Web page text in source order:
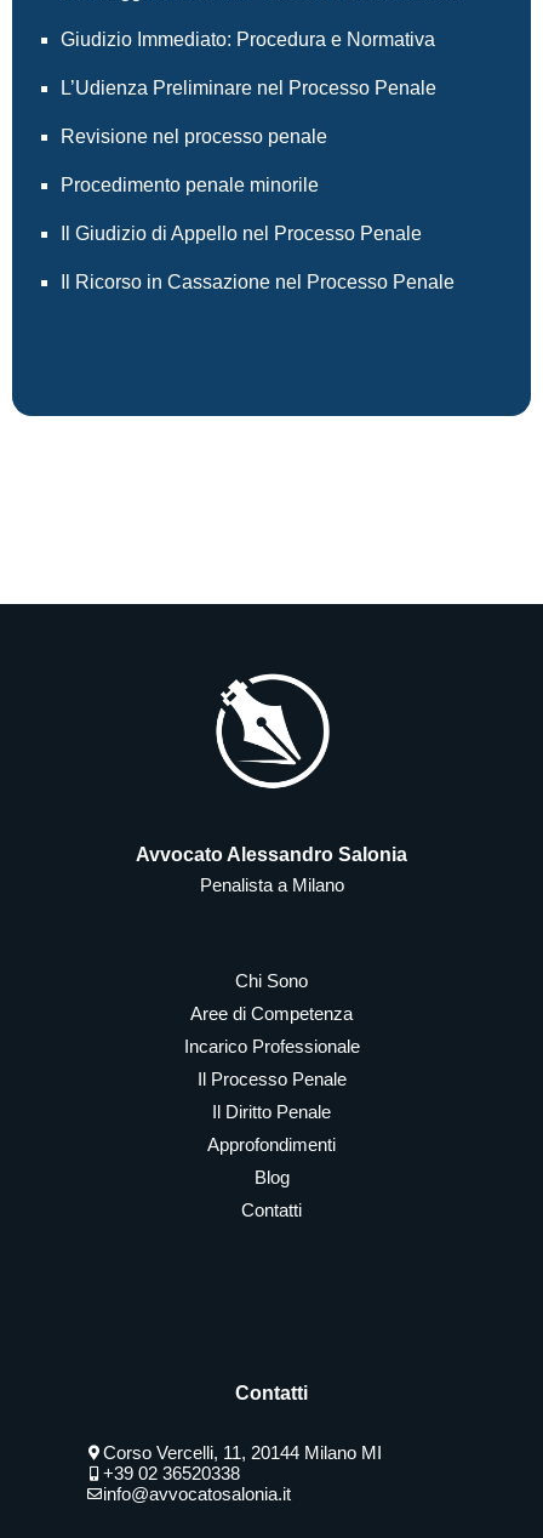
Giudizio Immediato: Procedura e Normativa
L’Udienza Preliminare nel Processo Penale
Revisione nel processo penale
Procedimento penale minorile
Il Giudizio di Appello nel Processo Penale
Il Ricorso in Cassazione nel Processo Penale
Avvocato Alessandro Salonia
Penalista a Milano
Chi Sono
Aree di Competenza
Incarico Professionale
Il Processo Penale
Il Diritto Penale
Approfondimenti
Blog
Contatti
Contatti
Corso Vercelli, 11, 20144 Milano MI
+39 02 36520338
info@avvocatosalonia.it